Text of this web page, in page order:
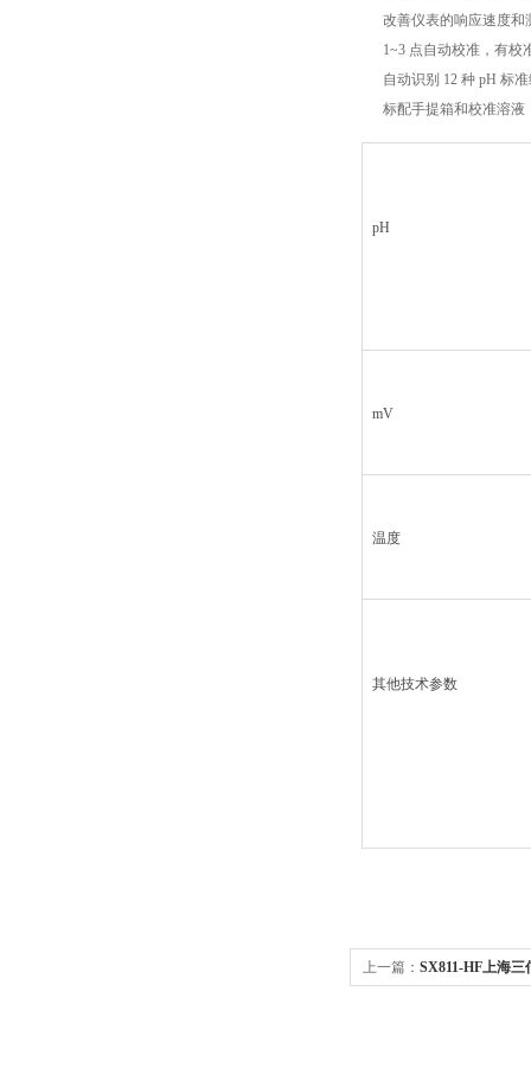
改善仪表的响应速度
1~3 点自动校准，有校
自动识别 12 种 pH 标
标配手提箱和校准溶液
pH
mV
温度
其他技术参数
上一篇： SX811-HF上海三